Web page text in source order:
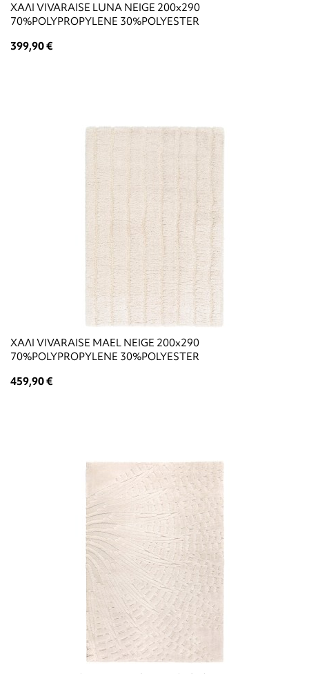
ΧΑΛΙ VIVARAISE LUNA NEIGE 200x290
70%POLYPROPYLENE 30%POLYESTER
399,90 €
ΧΑΛΙ VIVARAISE MAEL NEIGE 200x290
70%POLYPROPYLENE 30%POLYESTER
459,90 €